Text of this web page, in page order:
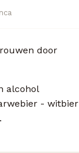
door
alcohol
- witbier
.